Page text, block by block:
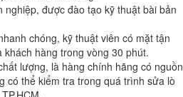
được đào tạo kỹ thuật bài bản
chóng, kỹ thuật viên có mặt tận
hàng trong vòng 30 phút.
lượng, là hàng chính hãng có nguồn
có thể kiểm tra trong quá trình sửa lò